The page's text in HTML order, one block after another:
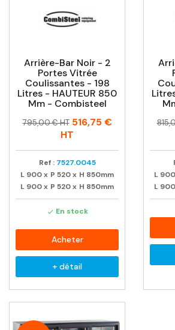
Arrière-Bar Noir - 2
Portes Vitrée
Coulissantes - 198
Litres - HAUTEUR 850
Mm - Combisteel
Prix
Prix
795,00 € HT 516,75 €
HT
Ref : 7527.0045
L 900x P 520x H 850mm
L 900x P 520x H 850mm
 En stock
Acheter
+ détail
Prix
Prix
L 900
L 900